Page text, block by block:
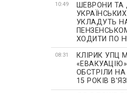
10:49
ШЕВРОНИ ТА
УКЛАДУТЬ
ХОДИТИ ПО
08:31
КЛІРИК УПЦ
ОБСТРІЛИ
15 РОКІВ